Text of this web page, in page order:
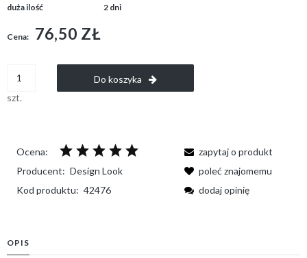
duża ilość
2 dni
Cena: 76,50 ZŁ
szt.
Do koszyka
Ocena:
Producent: Design Look
Kod produktu: 42476
zapytaj o produkt
poleć znajomemu
dodaj opinię
OPIS